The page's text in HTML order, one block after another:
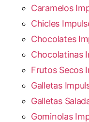
Caramelos
Chicles
Chocolates
Chocolatinas
Frutos Secos
Galletas
Galletas
Gominolas